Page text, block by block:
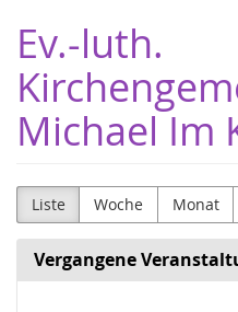
Haupt-
Inhalt
springen
Ev.-luth.
Michael Im
Liste Woche Monat
Vergangene